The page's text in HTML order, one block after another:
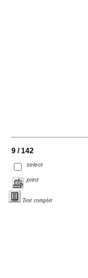
9 / 142
select
print
Text complet